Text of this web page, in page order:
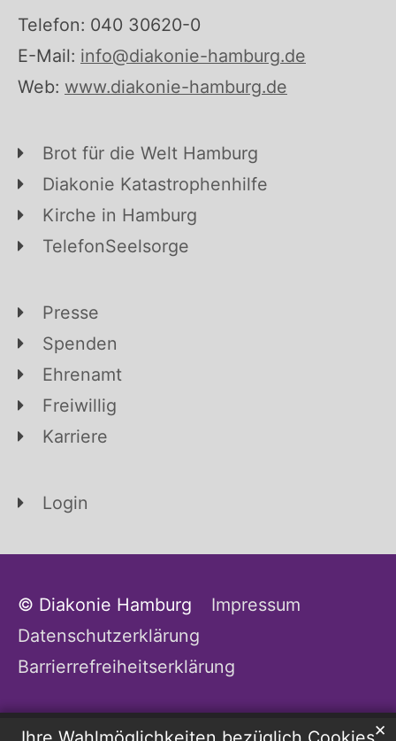
✕
Telefon: 040 30620-0
E-Mail: info@diakonie-hamburg.de
Web: www.diakonie-hamburg.de
Brot für die Welt Hamburg
Diakonie Katastrophenhilfe
Kirche in Hamburg
TelefonSeelsorge
Presse
Spenden
Ehrenamt
Freiwillig
Karriere
Login
© Diakonie Hamburg
Impressum
Datenschutzerklärung
Barrierrefreiheitserklärung